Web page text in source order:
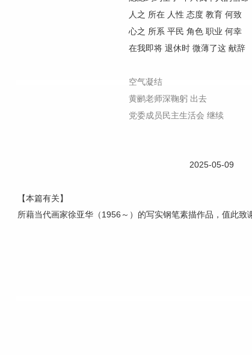
人之 所在 人性 态度 教育 何致
心之 所系 平民 角色 职业 何幸
在我即将 退休时 微薄了这 献辞
空气凝结
黄鹂老师深鞠躬 出去
党委成员民主生活会 继续
2025-05-09
【本篇有关】
所藉当代画家徐亚华（1956～）的写实钢笔素描作品，值此致